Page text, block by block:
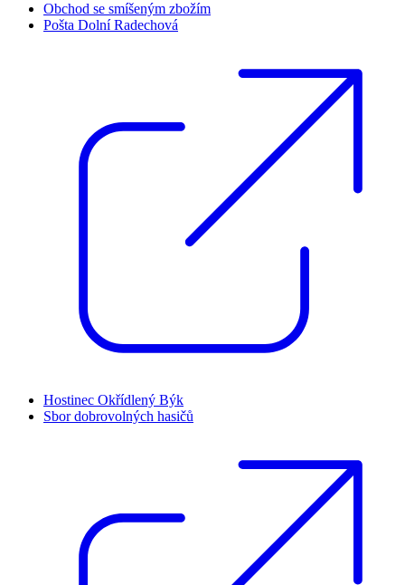
Obchod se smíšeným zbožím
Pošta Dolní Radechová
Hostinec Okřídlený Býk
Sbor dobrovolných hasičů